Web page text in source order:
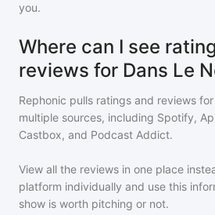
you.
Where can I see
reviews for Dans Le
Rephonic pulls ratings and reviews for
multiple sources, including Spotify,
Castbox, and Podcast Addict.
View all the reviews in one place
platform individually and use this
show is worth pitching or not.